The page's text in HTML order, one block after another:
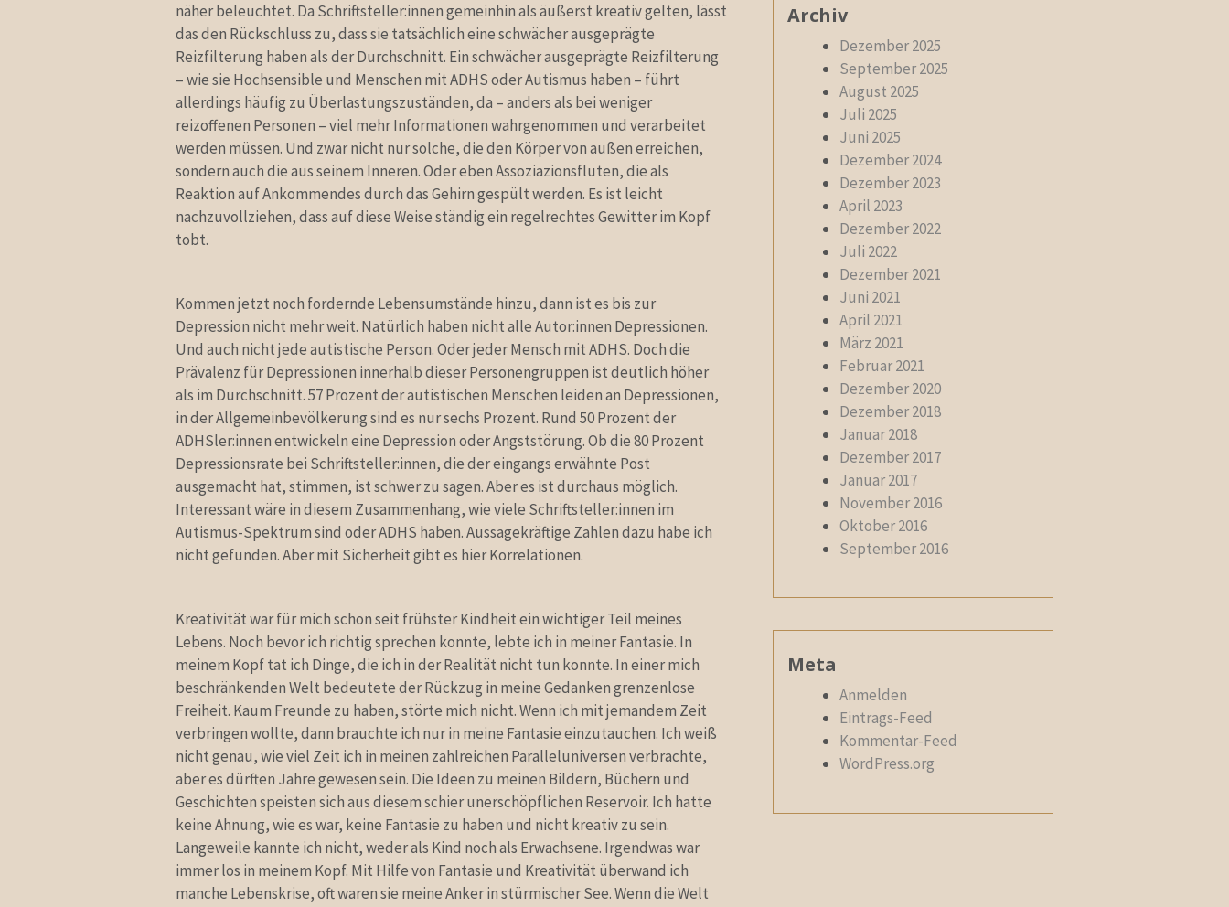
näher beleuchtet. Da Schriftsteller:innen gemeinhin als äußerst kreativ gelten, lässt
das den Rückschluss zu, dass sie tatsächlich eine schwächer ausgeprägte
Reizfilterung haben als der Durchschnitt. Ein schwächer ausgeprägte Reizfilterung
– wie sie Hochsensible und Menschen mit ADHS oder Autismus haben – führt
allerdings häufig zu Überlastungszuständen, da – anders als bei weniger
reizoffenen Personen – viel mehr Informationen wahrgenommen und verarbeitet
werden müssen. Und zwar nicht nur solche, die den Körper von außen erreichen,
sondern auch die aus seinem Inneren. Oder eben Assoziazionsfluten, die als
Reaktion auf Ankommendes durch das Gehirn gespült werden. Es ist leicht
nachzuvollziehen, dass auf diese Weise ständig ein regelrechtes Gewitter im Kopf
tobt.
Kommen jetzt noch fordernde Lebensumstände hinzu, dann ist es bis zur
Depression nicht mehr weit. Natürlich haben nicht alle Autor:innen Depressionen.
Und auch nicht jede autistische Person. Oder jeder Mensch mit ADHS. Doch die
Prävalenz für Depressionen innerhalb dieser Personengruppen ist deutlich höher
als im Durchschnitt. 57 Prozent der autistischen Menschen leiden an Depressionen,
in der Allgemeinbevölkerung sind es nur sechs Prozent. Rund 50 Prozent der
ADHSler:innen entwickeln eine Depression oder Angststörung. Ob die 80 Prozent
Depressionsrate bei Schriftsteller:innen, die der eingangs erwähnte Post
ausgemacht hat, stimmen, ist schwer zu sagen. Aber es ist durchaus möglich.
Interessant wäre in diesem Zusammenhang, wie viele Schriftsteller:innen im
Autismus-Spektrum sind oder ADHS haben. Aussagekräftige Zahlen dazu habe ich
nicht gefunden. Aber mit Sicherheit gibt es hier Korrelationen.
Kreativität war für mich schon seit frühster Kindheit ein wichtiger Teil meines
Lebens. Noch bevor ich richtig sprechen konnte, lebte ich in meiner Fantasie. In
meinem Kopf tat ich Dinge, die ich in der Realität nicht tun konnte. In einer mich
beschränkenden Welt bedeutete der Rückzug in meine Gedanken grenzenlose
Freiheit. Kaum Freunde zu haben, störte mich nicht. Wenn ich mit jemandem Zeit
verbringen wollte, dann brauchte ich nur in meine Fantasie einzutauchen. Ich weiß
nicht genau, wie viel Zeit ich in meinen zahlreichen Paralleluniversen verbrachte,
aber es dürften Jahre gewesen sein. Die Ideen zu meinen Bildern, Büchern und
Geschichten speisten sich aus diesem schier unerschöpflichen Reservoir. Ich hatte
keine Ahnung, wie es war, keine Fantasie zu haben und nicht kreativ zu sein.
Langeweile kannte ich nicht, weder als Kind noch als Erwachsene. Irgendwas war
immer los in meinem Kopf. Mit Hilfe von Fantasie und Kreativität überwand ich
manche Lebenskrise, oft waren sie meine Anker in stürmischer See. Wenn die Welt
Archiv
Dezember 2025
September 2025
August 2025
Juli 2025
Juni 2025
Dezember 2024
Dezember 2023
April 2023
Dezember 2022
Juli 2022
Dezember 2021
Juni 2021
April 2021
März 2021
Februar 2021
Dezember 2020
Dezember 2018
Januar 2018
Dezember 2017
Januar 2017
November 2016
Oktober 2016
September 2016
Meta
Anmelden
Eintrags-Feed
Kommentar-Feed
WordPress.org